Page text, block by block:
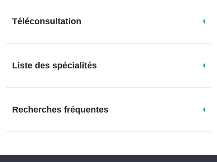
Téléconsultation
Liste des spécialités
Recherches fréquentes